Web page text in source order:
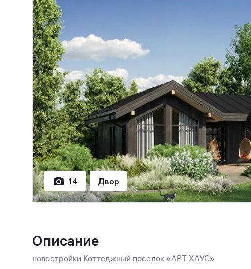
14 Двор
Описание
новостройки Коттеджный поселок «АРТ ХАУС»